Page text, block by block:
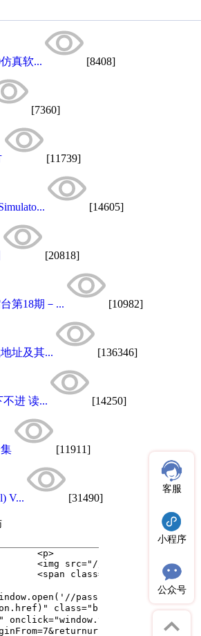
真软... [8408]
[7360]
[11739]
[14605]
[20818]
第18期－... [10982]
址及其... [136346]
进 读... [14250]
[11911]
V... [31490]
客服
小程序
公众号